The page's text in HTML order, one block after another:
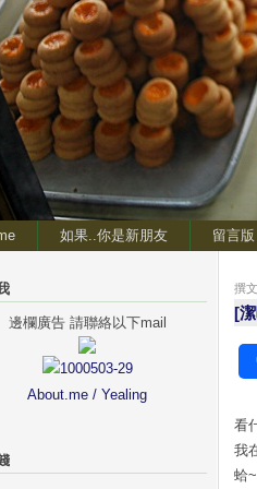
如果..你是新朋友 留言版
撰
[
看
我
蛤
邊欄廣告 請聯絡以下mail
About.me / Yealing